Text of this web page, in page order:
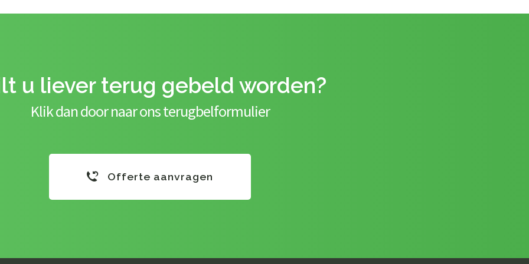
u liever terug gebeld worden?
Klik dan door naar ons terugbelformulier
Offerte aanvragen